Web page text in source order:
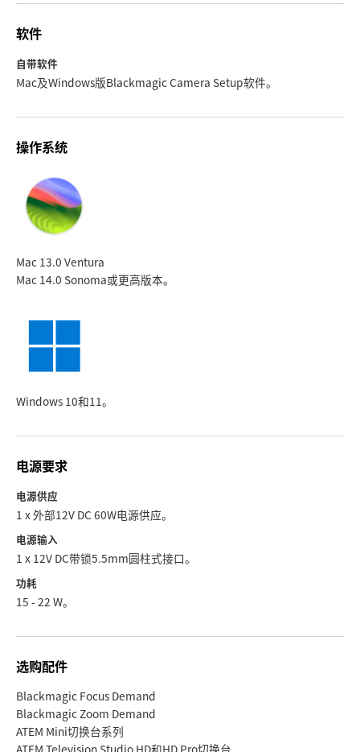
软件
自带软件
Mac及Windows版Blackmagic Camera Setup软件。
操作系统
Mac 13.0 Ventura
Mac 14.0 Sonoma或更高版本。
Windows 10和11。
电源要求
电源供应
1 x 外部12V DC 60W电源供应。
电源输入
1 x 12V DC带锁5.5mm圆柱式接口。
功耗
15 - 22 W。
选购配件
Blackmagic Focus Demand
Blackmagic Zoom Demand
ATEM Mini切换台系列
ATEM Television Studio HD和HD Pro切换台